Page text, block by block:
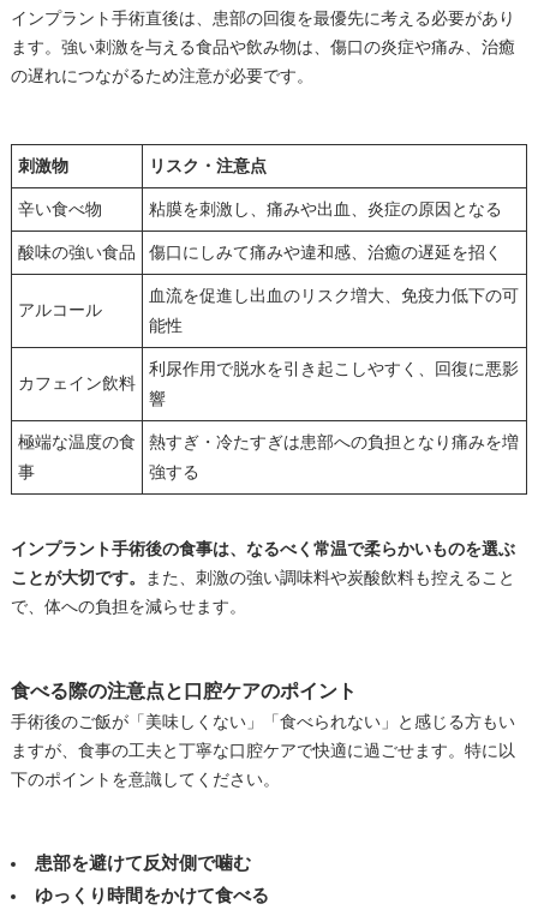
インプラント手術直後は、患部の回復を最優先に考える必要があり
ます。強い刺激を与える食品や飲み物は、傷口の炎症や痛み、治癒
の遅れにつながるため注意が必要です。
刺激物 リスク・注意点
辛い食べ物 粘膜を刺激し、痛みや出血、炎症の原因となる
酸味の強い食品 傷口にしみて痛みや違和感、治癒の遅延を招く
アルコール
血流を促進し出血のリスク増大、免疫力低下の可
能性
カフェイン飲料
利尿作用で脱水を引き起こしやすく、回復に悪影
響
極端な温度の食
事
熱すぎ・冷たすぎは患部への負担となり痛みを増
強する
インプラント手術後の食事は、なるべく常温で柔らかいものを選ぶ
ことが大切です。
また、刺激の強い調味料や炭酸飲料も控えること
で、体への負担を減らせます。
食べる際の注意点と口腔ケアのポイント
手術後のご飯が「美味しくない」「食べられない」と感じる方もい
ますが、食事の工夫と丁寧な口腔ケアで快適に過ごせます。特に以
下のポイントを意識してください。
患部を避けて反対側で噛む
ゆっくり時間をかけて食べる